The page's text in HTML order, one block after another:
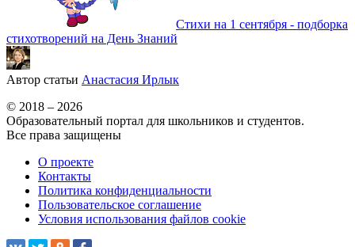
Стихи на 1 сентября - подборка
стихотворений на День Знаний
Автор статьи Анастасия Ирлык
© 2018 – 2026
Образовательный портал для школьников и студентов.
Все права защищены
О проекте
Контакты
Политика конфиденциальности
Пользовательское соглашение
Условия использования файлов cookie